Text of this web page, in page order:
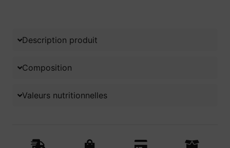
Description produit
Composition
Valeurs nutritionnelles